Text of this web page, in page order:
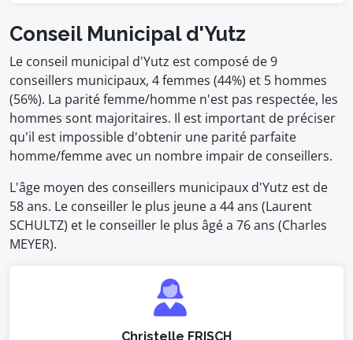
Conseil Municipal d'Yutz
Le conseil municipal d'Yutz est composé de 9
conseillers municipaux, 4 femmes (44%) et 5 hommes
(56%). La parité femme/homme n'est pas respectée, les
hommes sont majoritaires. Il est important de préciser
qu'il est impossible d'obtenir une parité parfaite
homme/femme avec un nombre impair de conseillers.
L'âge moyen des conseillers municipaux d'Yutz est de
58 ans. Le conseiller le plus jeune a 44 ans (Laurent
SCHULTZ) et le conseiller le plus âgé a 76 ans (Charles
MEYER).
Christelle FRISCH